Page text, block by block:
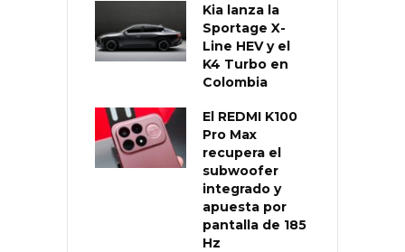
Kia lanza la
Sportage X-
Line HEV y el
K4 Turbo en
Colombia
El REDMI K100
Pro Max
recupera el
subwoofer
integrado y
apuesta por
pantalla de 185
Hz